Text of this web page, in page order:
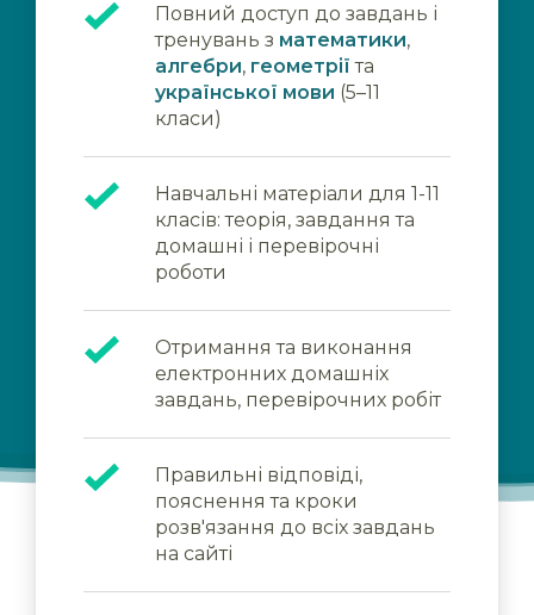
Повний доступ до завдань і
тренувань з математики,
алгебри, геометрії та
української мови (5–11
класи)
Навчальні матеріали для 1-11
класів: теорія, завдання та
домашні і перевірочні
роботи
Отримання та виконання
електронних домашніх
завдань, перевірочних робіт
Правильні відповіді,
пояснення та кроки
розв'язання до всіх завдань
на сайті